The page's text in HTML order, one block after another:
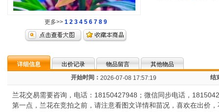
更多>> 1 2 3 4 5 6 7 8 9
详细信息 出价记录 物品留言
其他物品
开始时间： 2026-07-08 17:57:19 结
兰花交易需要咨询，电话：18150427948；微信同步电话，
第一点，兰花在竞拍之前，请注意看图文详情和苗况，喜欢在出价